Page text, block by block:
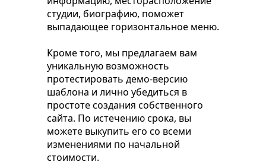
студии, биографию, поможет
выпадающее горизонтальное меню.
Кроме того, мы предлагаем вам
уникальную возможность
протестировать демо-версию
шаблона и лично убедиться в
простоте создания собственного
сайта. По истечению срока, вы
можете выкупить его со всеми
изменениями по начальной
стоимости.